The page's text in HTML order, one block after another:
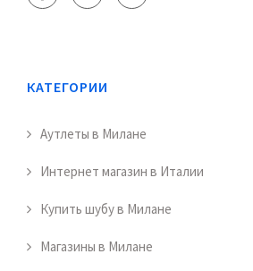
КАТЕГОРИИ
Аутлеты в Милане
Интернет магазин в Италии
Купить шубу в Милане
Магазины в Милане